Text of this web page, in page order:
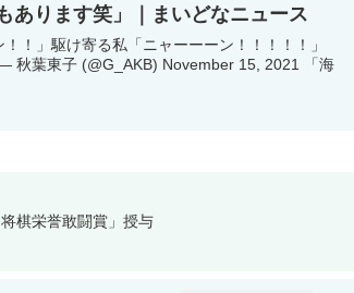
あります笑」｜まいどなニュース
！」駆け寄る私「ニャーーーン！！！！！」
秋葉東子 (@G_AKB) November 15, 2021 「海
棋栄誉敢闘賞」授与